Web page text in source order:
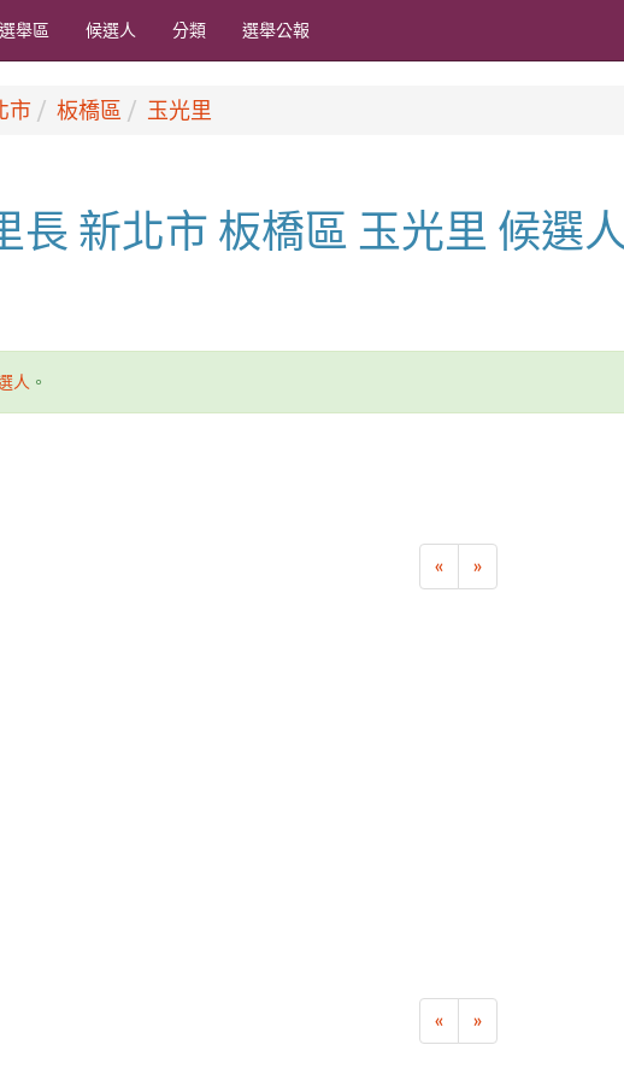
選舉區 候選人 分類 選舉公報
市 板橋區 玉光里
長 新北市 板橋區 玉光里 候選人
人 。
« »
« »